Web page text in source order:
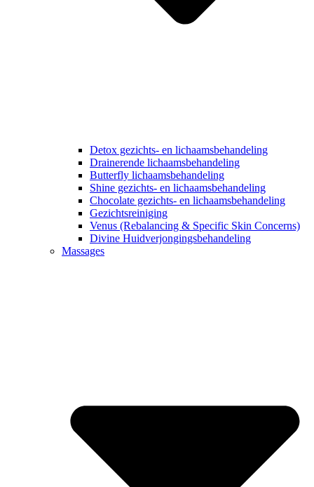
Detox gezichts- en lichaamsbehandeling
Drainerende lichaamsbehandeling
Butterfly lichaamsbehandeling
Shine gezichts- en lichaamsbehandeling
Chocolate gezichts- en lichaamsbehandeling
Gezichtsreiniging
Venus (Rebalancing & Specific Skin Concerns)
Divine Huidverjongingsbehandeling
Massages